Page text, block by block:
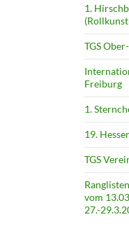
1.
TGS
Freiburg
1.
19.
TGS
vom
27.-